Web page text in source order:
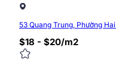
53 Quang Trung, Phường
$18 - $20/m2